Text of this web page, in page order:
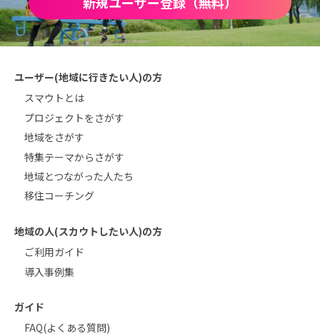
ユーザー(地域に行きたい人)の方
スマウトとは
プロジェクトをさがす
地域をさがす
特集テーマからさがす
地域とつながった人たち
移住コーチング
地域の人(スカウトしたい人)の方
ご利用ガイド
導入事例集
ガイド
FAQ(よくある質問)